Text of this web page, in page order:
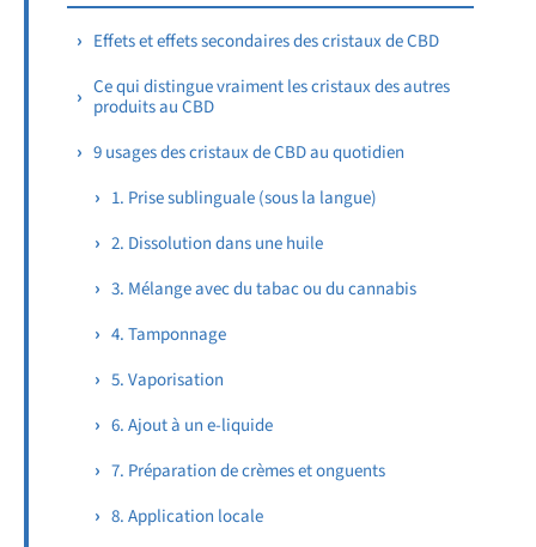
Effets et effets secondaires des cristaux de CBD
Ce qui distingue vraiment les cristaux des autres
produits au CBD
9 usages des cristaux de CBD au quotidien
1. Prise sublinguale (sous la langue)
2. Dissolution dans une huile
3. Mélange avec du tabac ou du cannabis
4. Tamponnage
5. Vaporisation
6. Ajout à un e-liquide
7. Préparation de crèmes et onguents
8. Application locale